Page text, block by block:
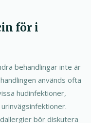
för i
behandlingar inte är
används ofta
hudinfektioner,
bör diskutera